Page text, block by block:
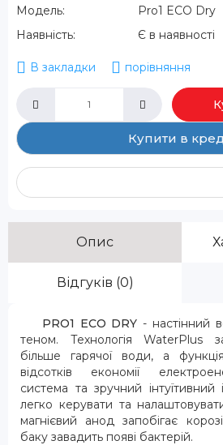
Модель:
Pro1 ECO Dry
Наявність:
Є в наявності
В закладки порівняння
Купити в
Опис
Відгуків (0)
PRO1 ECO DRY - настінний
теном. Технологія WaterPlus
більше гарячої води, а
відсотків економії
система та зручний
легко керувати та
магнієвий анод запобігає
баку завадить появі бактерій.